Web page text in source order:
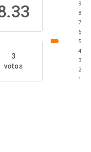
3
votos
9
8
7
6
5
4
3
2
1